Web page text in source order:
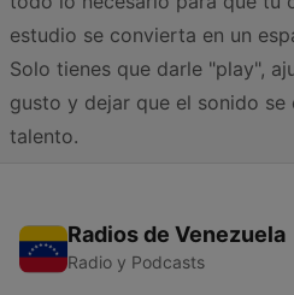
estudio se convierta en un
Solo tienes que darle "play",
gusto y dejar que el sonido
talento.
Radios de Venezuela
Radio y Podcasts